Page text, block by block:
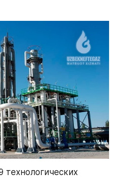
технологических